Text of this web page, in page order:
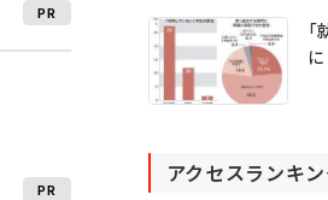
PR
PR
アクセスランキ